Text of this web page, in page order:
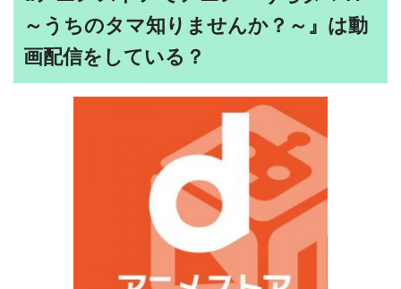
～うちのタマ知りませんか？～』は動
画配信をしている？